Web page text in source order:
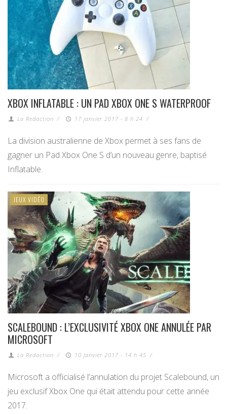
XBOX INFLATABLE : UN PAD XBOX ONE S WATERPROOF
La Redaction / 17 janvier 2017 - 8 h 24 /
La division australienne de Xbox permet à ses fans de
gagner un Pad Xbox One S d’un nouveau genre, baptisé
Inflatable.
JEUX VIDÉO
SCALEBOUND : L’EXCLUSIVITÉ XBOX ONE ANNULÉE PAR
MICROSOFT
La Redaction / 10 janvier 2017 - 14 h 45 /
Microsoft a officialisé l’annulation du projet Scalebound, un
jeu exclusif Xbox One qui était attendu pour cette année
2017.